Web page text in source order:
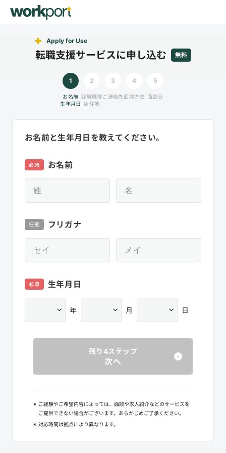
Apply for Use
転職支援サービスに申し込む 無料
1
お名前
生年月日
2
経験職種
居住地
3
ご連絡先
4
面談方法
5
面談日
お名前と生年月日を教えてください。
お名前
必須
フリガナ
任意
生年月日
必須
年 月 日
残り4ステップ
次へ
※ ご経験やご希望内容によっては、面談や求人紹介などのサービスを
ご提供できない場合がございます。あらかじめご了承ください。
※ 対応時間は拠点により異なります。